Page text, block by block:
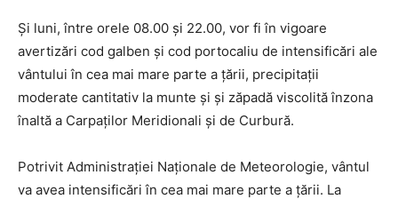
Și luni, între orele 08.00 și 22.00, vor fi în vigoare
avertizări cod galben și cod portocaliu de intensificări ale
vântului în cea mai mare parte a țării, precipitații
moderate cantitativ la munte și și zăpadă viscolită înzona
înaltă a Carpaților Meridionali și de Curbură.
Potrivit Administrației Naționale de Meteorologie, vântul
va avea intensificări în cea mai mare parte a țării. La